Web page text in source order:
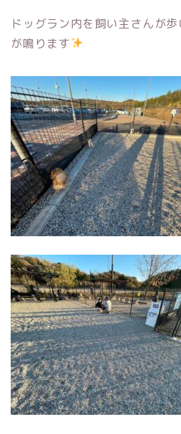
ドッグラン内を飼い主さんが
が鳴ります